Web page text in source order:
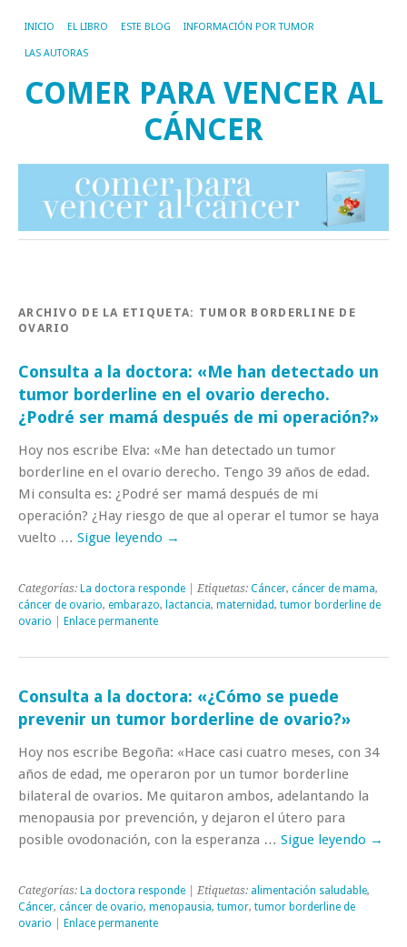
INICIO EL LIBRO ESTE BLOG INFORMACIÓN POR TUMOR
LAS AUTORAS
COMER PARA VENCER AL
CÁNCER
ARCHIVO DE LA ETIQUETA: TUMOR BORDERLINE DE
OVARIO
Consulta a la doctora: «Me han detectado un
tumor borderline en el ovario derecho.
¿Podré ser mamá después de mi operación?»
Hoy nos escribe Elva: «Me han detectado un tumor
borderline en el ovario derecho. Tengo 39 años de edad.
Mi consulta es: ¿Podré ser mamá después de mi
operación? ¿Hay riesgo de que al operar el tumor se haya
vuelto … Sigue leyendo →
Categorías: La doctora responde | Etiquetas: Cáncer, cáncer de mama,
cáncer de ovario, embarazo, lactancia, maternidad, tumor borderline de
ovario
Enlace permanente
Consulta a la doctora: «¿Cómo se puede
prevenir un tumor borderline de ovario?»
Hoy nos escribe Begoña: «Hace casi cuatro meses, con 34
años de edad, me operaron por un tumor borderline
bilateral de ovarios. Me quitaron ambos, adelantando la
menopausia por prevención, y dejaron el útero para
posible ovodonación, con la esperanza … Sigue leyendo →
Categorías: La doctora responde | Etiquetas: alimentación saludable,
Cáncer, cáncer de ovario, menopausia, tumor, tumor borderline de
ovario
Enlace permanente